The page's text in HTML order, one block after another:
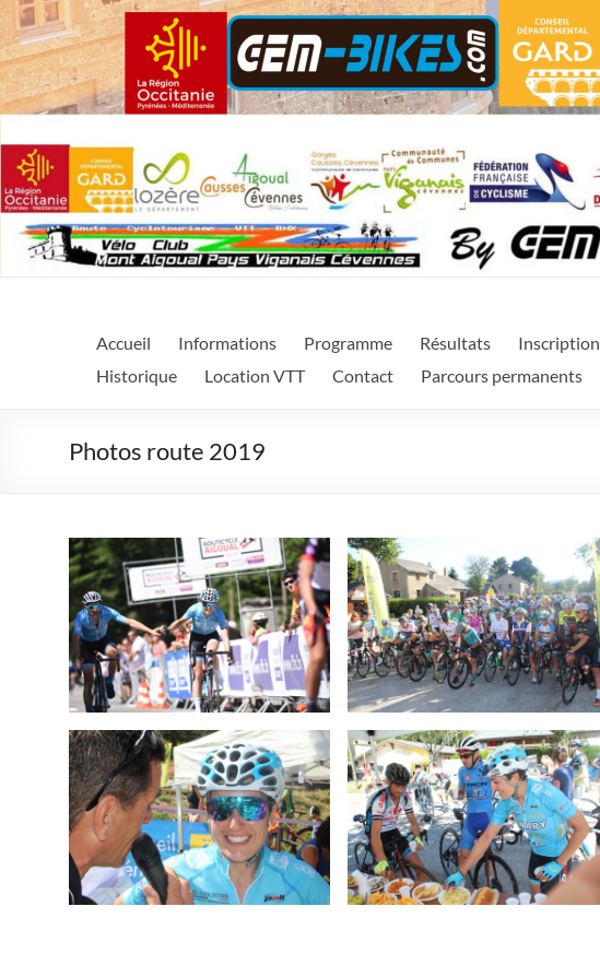
Cycl'Aigoual Région Occitanie
Central dans le Gard.
Accueil Informations Programme Résultats Inscription
Historique
Location VTT Contact Parcours permanents
Photos route 2019